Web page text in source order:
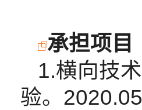
承担项目
1.横向技
验。